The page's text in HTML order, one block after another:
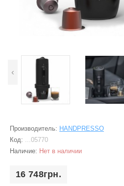
‹
Производитель: HANDPRESSO
Код: ...05770
Наличие: Нет в наличии
16 748грн.